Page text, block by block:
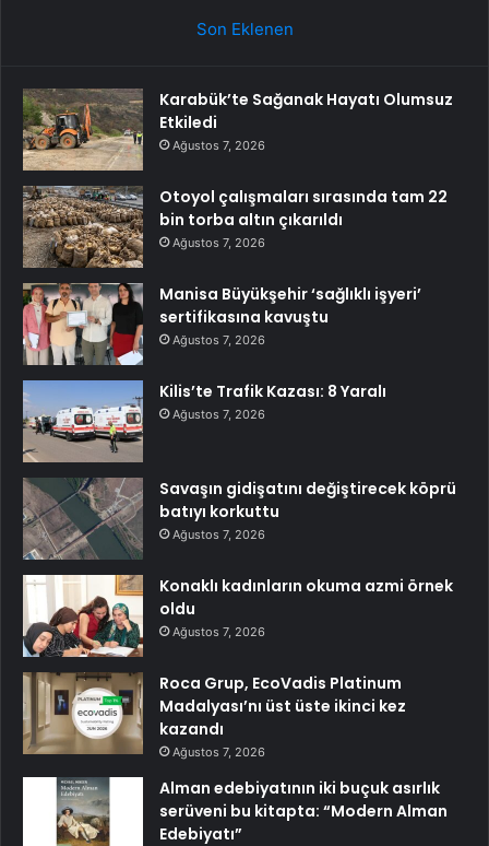
Son Eklenen
Karabük’te Sağanak Hayatı Olumsuz
Etkiledi
Ağustos 7, 2026
Otoyol çalışmaları sırasında tam 22
bin torba altın çıkarıldı
Ağustos 7, 2026
Manisa Büyükşehir ‘sağlıklı işyeri’
sertifikasına kavuştu
Ağustos 7, 2026
Kilis’te Trafik Kazası: 8 Yaralı
Ağustos 7, 2026
Savaşın gidişatını değiştirecek köprü
batıyı korkuttu
Ağustos 7, 2026
Konaklı kadınların okuma azmi örnek
oldu
Ağustos 7, 2026
Roca Grup, EcoVadis Platinum
Madalyası’nı üst üste ikinci kez
kazandı
Ağustos 7, 2026
Alman edebiyatının iki buçuk asırlık
serüveni bu kitapta: “Modern Alman
Edebiyatı”